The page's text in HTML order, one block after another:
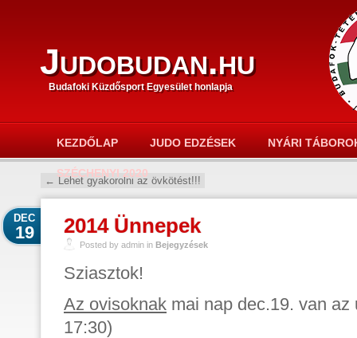
Judobudan.hu
Budafoki Küzdősport Egyesület honlapja
KEZDŐLAP JUDO EDZÉSEK NYÁRI
SZÉCHENYI 2020
← Lehet gyakorolni az övkötést!!!
2014 Ünnepek
DEC
19
Posted by admin in Bejegyzések
Sziasztok!
Az ovisoknak mai nap dec.19. van
17:30)